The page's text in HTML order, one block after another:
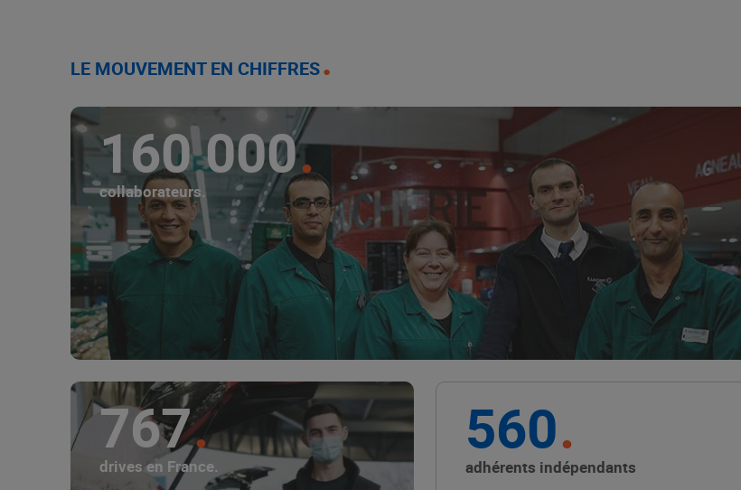
« Repérage » - La
revue de tendances
Marque Repère
ALIMENTATION DE QUALITÉ
producteurs avec les
LE MOUVEMENT EN CHIFFRES
160 000
collaborateurs.
767
drives en France.
560
adhérents indépendants